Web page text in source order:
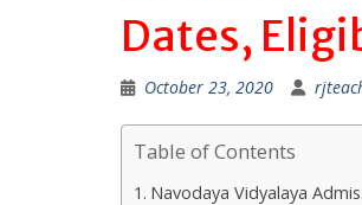
Dates,
October 23, 2020
Table of Contents
Navodaya Vidyalaya